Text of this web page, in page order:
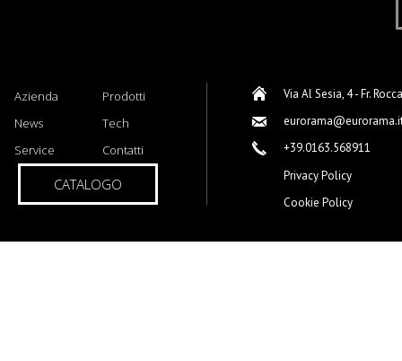
Azienda
Prodotti
News
Tech
Service
Contatti
CATALOGO
Via Al Sesia, 4 - Fr.
+39.0163.568911
Privacy Policy
Cookie Policy